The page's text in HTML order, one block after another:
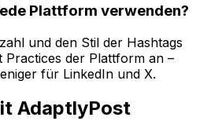
Plattform verwenden?
und den Stil der Hashtags
Practices der Plattform an –
für LinkedIn und X.
AdaptlyPost